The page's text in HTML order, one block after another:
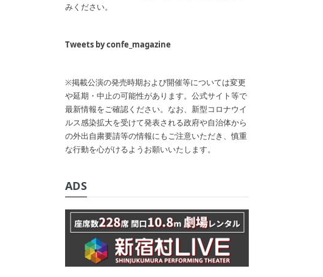
みください。
Tweets by confe_magazine
※掲載公演の発売時期および開催等については変更
や延期・中止の可能性があります。公式サイト等で
最新情報をご確認ください。なお、新型コロナウイ
ルス感染拡大を受けて発表される政府や自治体から
の外出自粛要請等の情報にもご注意いただき、慎重
な行動を心がけるようお願いいたします。
ADS